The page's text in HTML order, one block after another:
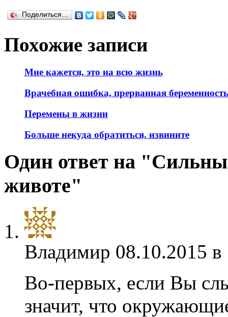
Поделиться…
Похожие записи
Мне кажется, это на всю жизнь
Врачебная ошибка, прерванная беременность
Перемены в жизни
Больше некуда обратиться, извините
Один ответ на
животе"
Владимир 08.10.2015
Во-первых, если Вы
значит, что